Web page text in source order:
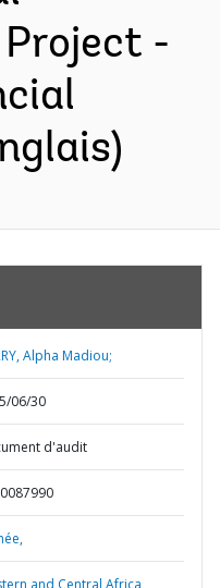
-
Alpha Madiou;
06/30
d'audit
and Central Africa,